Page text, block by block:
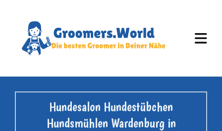
Hundesalon Hundestübchen
Hundsmühlen Wardenburg in